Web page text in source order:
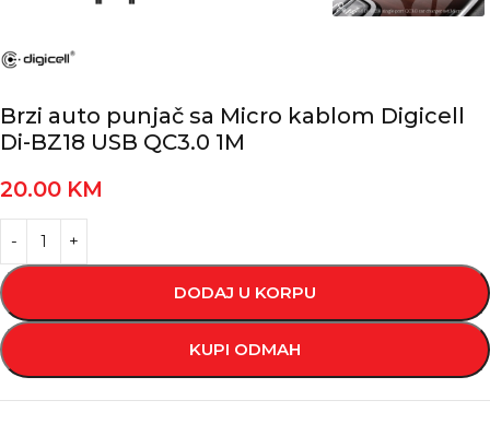
Brzi auto punjač sa Micro kablom Digicell
Di-BZ18 USB QC3.0 1M
20.00 KM
DODAJ U KORPU
KUPI ODMAH